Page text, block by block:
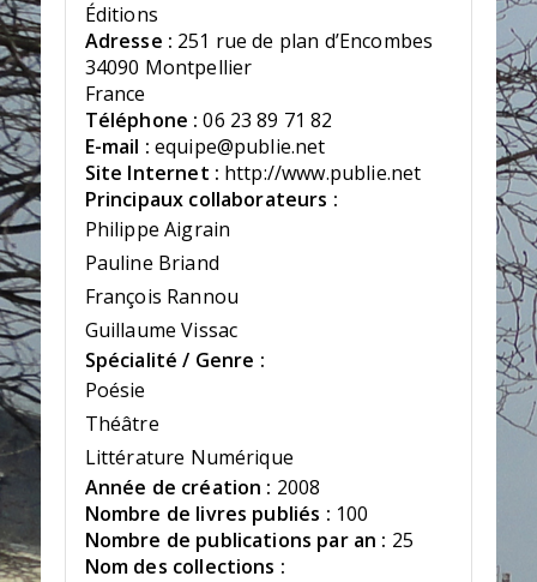
Éditions
Adresse : 251 rue de plan d’Encombes
34090 Montpellier
France
Téléphone : 06 23 89 71 82
E-mail : equipe@publie.net
Site Internet : http://www.publie.net
Principaux collaborateurs :
Philippe Aigrain
Pauline Briand
François Rannou
Guillaume Vissac
Spécialité / Genre :
Poésie
Théâtre
Littérature Numérique
Année de création : 2008
Nombre de livres publiés : 100
Nombre de publications par an : 25
Nom des collections :